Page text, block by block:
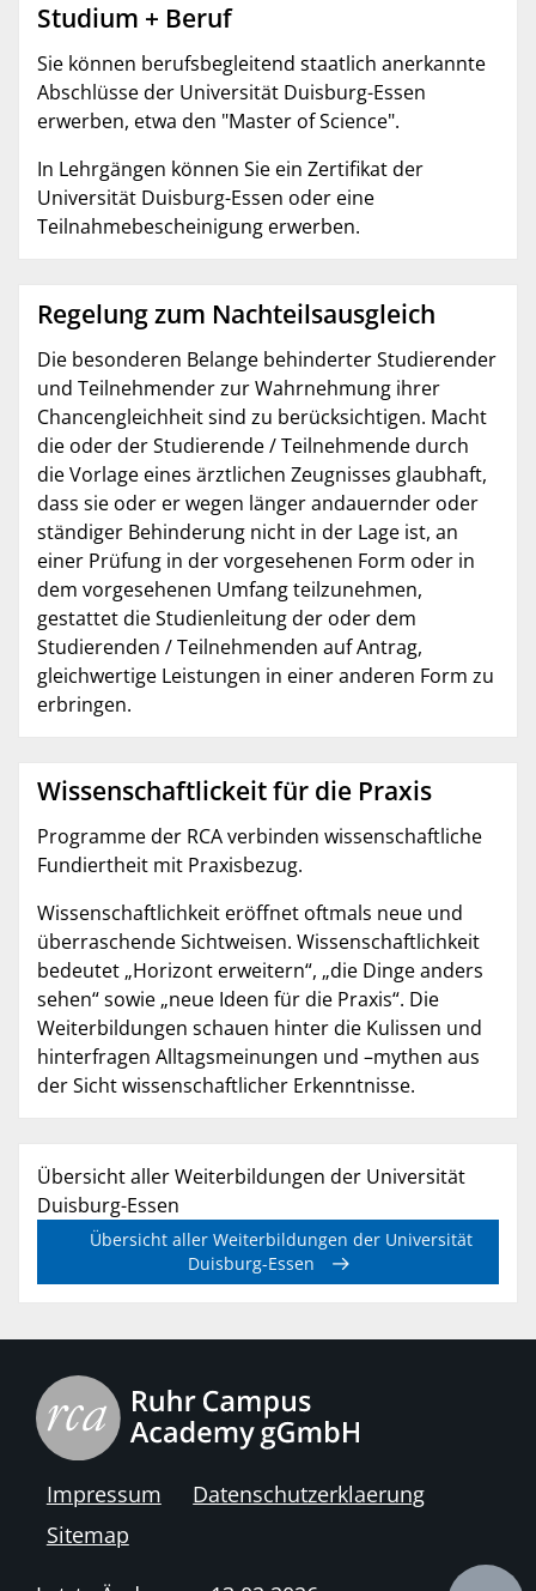
Studium + Beruf
Sie können berufsbegleitend staatlich anerkannte
Abschlüsse der Universität Duisburg-Essen
erwerben, etwa den "Master of Science".
In Lehrgängen können Sie ein Zertifikat der
Universität Duisburg-Essen oder eine
Teilnahmebescheinigung erwerben.
Regelung zum Nachteilsausgleich
Die besonderen Belange behinderter Studierender
und Teilnehmender zur Wahrnehmung ihrer
Chancengleichheit sind zu berücksichtigen. Macht
die oder der Studierende / Teilnehmende durch
die Vorlage eines ärztlichen Zeugnisses glaubhaft,
dass sie oder er wegen länger andauernder oder
ständiger Behinderung nicht in der Lage ist, an
einer Prüfung in der vorgesehenen Form oder in
dem vorgesehenen Umfang teilzunehmen,
gestattet die Studienleitung der oder dem
Studierenden / Teilnehmenden auf Antrag,
gleichwertige Leistungen in einer anderen Form zu
erbringen.
Wissenschaftlickeit für die Praxis
Programme der RCA verbinden wissenschaftliche
Fundiertheit mit Praxisbezug.
Wissenschaftlichkeit eröffnet oftmals neue und
überraschende Sichtweisen. Wissenschaftlichkeit
bedeutet „Horizont erweitern“, „die Dinge anders
sehen“ sowie „neue Ideen für die Praxis“. Die
Weiterbildungen schauen hinter die Kulissen und
hinterfragen Alltagsmeinungen und –mythen aus
der Sicht wissenschaftlicher Erkenntnisse.
Übersicht aller Weiterbildungen der Universität
Duisburg-Essen
Übersicht aller Weiterbildungen der Universität
Duisburg-Essen
Impressum
Datenschutzerklaerung
Sitemap